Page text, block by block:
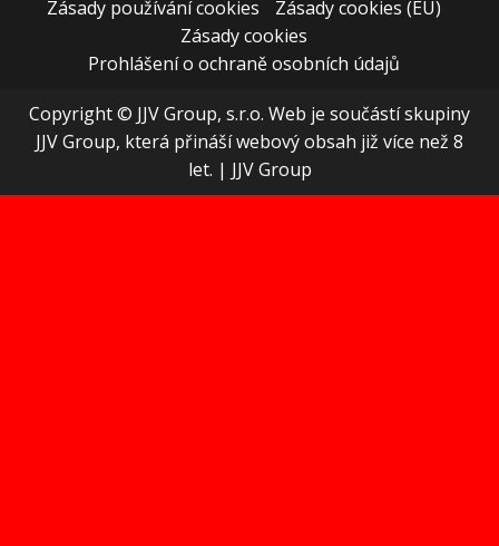
Zásady používání cookies
Zásady cookies (EU)
Zásady cookies
Prohlášení o ochraně osobních údajů
Copyright © JJV Group, s.r.o. Web je součástí skupiny
JJV Group, která přináší webový obsah již více než 8
let. | JJV Group